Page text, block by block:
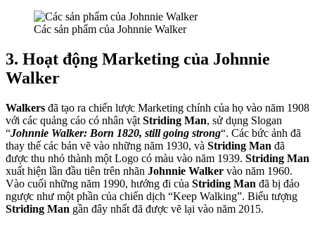
Các sản phẩm của Johnnie Walker
3. Hoạt động Marketing của Johnnie
Walker
Walkers đã tạo ra chiến lược Marketing chính của họ vào năm 1908
với các quảng cáo có nhân vật Striding Man, sử dụng Slogan
“Johnnie Walker: Born 1820, still going strong“. Các bức ảnh đã
thay thế các bản vẽ vào những năm 1930, và Striding Man đã
được thu nhỏ thành một Logo có màu vào năm 1939. Striding Man
xuất hiện lần đầu tiên trên nhãn Johnnie Walker vào năm 1960.
Vào cuối những năm 1990, hướng đi của Striding Man đã bị đảo
ngược như một phần của chiến dịch “Keep Walking”. Biểu tượng
Striding Man gần đây nhất đã được vẽ lại vào năm 2015.